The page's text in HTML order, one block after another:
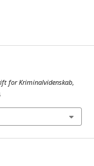
for Kriminalvidenskab,